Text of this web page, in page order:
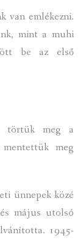
van emlékezni.
mint a muhi
be az első
törtük meg a
meg
ünnepek közé
május utolsó
1945-